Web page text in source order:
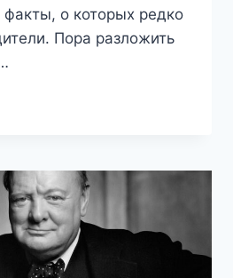
о которых редко
Пора разложить